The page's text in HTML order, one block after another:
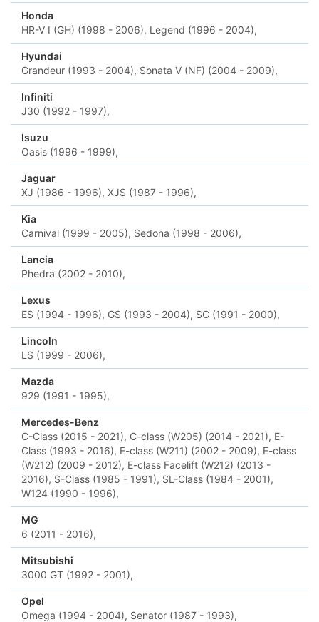
Honda
HR-V I (GH) (1998 - 2006), Legend (1996 - 2004),
Hyundai
Grandeur (1993 - 2004), Sonata V (NF) (2004 - 2009),
Infiniti
J30 (1992 - 1997),
Isuzu
Oasis (1996 - 1999),
Jaguar
XJ (1986 - 1996), XJS (1987 - 1996),
Kia
Carnival (1999 - 2005), Sedona (1998 - 2006),
Lancia
Phedra (2002 - 2010),
Lexus
ES (1994 - 1996), GS (1993 - 2004), SC (1991 - 2000),
Lincoln
LS (1999 - 2006),
Mazda
929 (1991 - 1995),
Mercedes-Benz
C-Class (2015 - 2021), C-class (W205) (2014 - 2021), E-
Class (1993 - 2016), E-class (W211) (2002 - 2009), E-class
(W212) (2009 - 2012), E-class Facelift (W212) (2013 -
2016), S-Class (1985 - 1991), SL-Class (1984 - 2001),
W124 (1990 - 1996),
MG
6 (2011 - 2016),
Mitsubishi
3000 GT (1992 - 2001),
Opel
Omega (1994 - 2004), Senator (1987 - 1993),